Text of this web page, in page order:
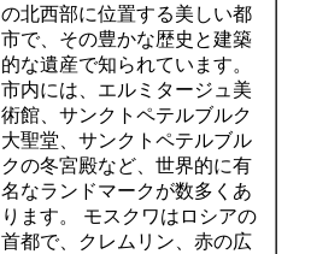
の北西部に位置する美しい都
市で、その豊かな歴史と建築
的な遺産で知られています。
市内には、エルミタージュ美
術館、サンクトペテルブルク
大聖堂、サンクトペテルブル
クの冬宮殿など、世界的に有
名なランドマークが数多くあ
ります。 モスクワはロシアの
首都で、クレムリン、赤の広